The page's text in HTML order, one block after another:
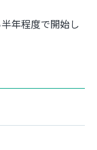
年程度で開始し